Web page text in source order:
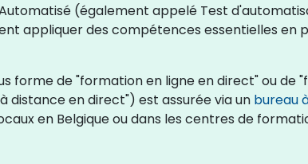
(également appelé Test
appliquer des compétences essentielles en
forme de "formation en ligne en direct" ou de
en direct") est assurée via un bureau
en Belgique ou dans les centres de